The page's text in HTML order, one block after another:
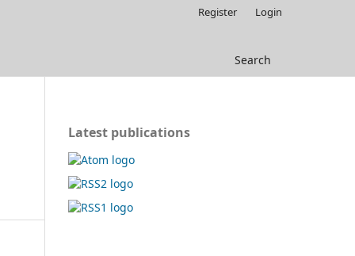
Search
Register Login
Latest publications